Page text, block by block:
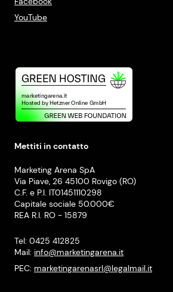
YouTube
Mettiti in contatto
Marketing Arena SpA
Via Piave, 26 45100 Rovigo (RO)
C.F. e P.I. IT01451110298
Capitale sociale 50.000€
REA R.I. RO - 15879
Tel: 0425 412825
Mail: info@marketingarena.it
PEC: marketingarenasrl@legalmail.it